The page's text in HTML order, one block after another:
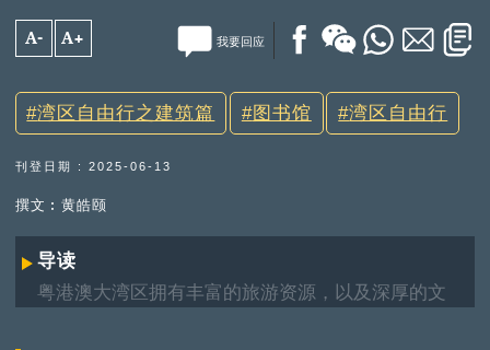
A- A+ 我要回应
湾区自由行之建筑篇 图书馆 湾区自由行
刊登日期 : 2025-06-13
撰文︰黄皓颐
导读
粤港澳大湾区拥有丰富的旅游资源，以及深厚的文